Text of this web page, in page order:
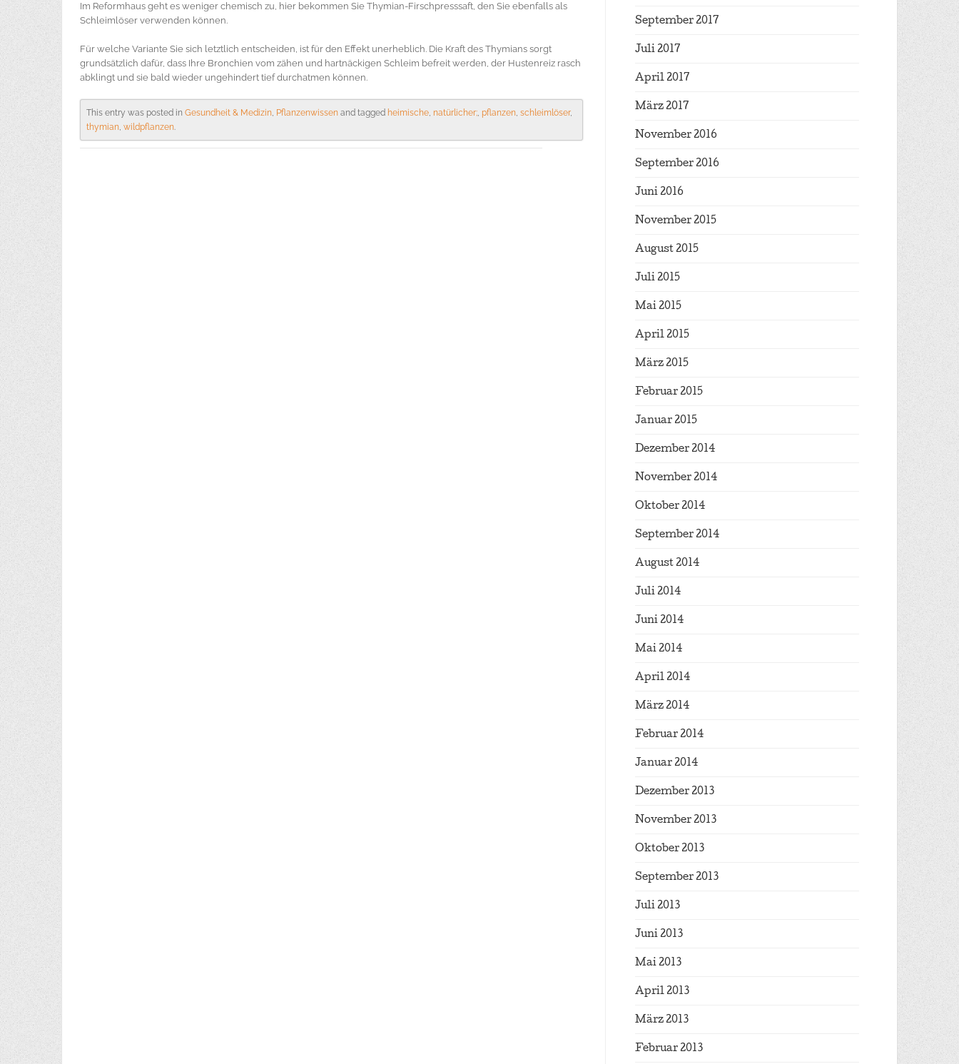
Im Reformhaus geht es weniger chemisch zu, hier bekommen Sie Thymian-Firschpresssaft, den Sie ebenfalls als
Schleimlöser verwenden können.
Für welche Variante Sie sich letztlich entscheiden, ist für den Effekt unerheblich. Die Kraft des Thymians sorgt
grundsätzlich dafür, dass Ihre Bronchien vom zähen und hartnäckigen Schleim befreit werden, der Hustenreiz rasch
abklingt und sie bald wieder ungehindert tief durchatmen können.
This entry was posted in Gesundheit & Medizin, Pflanzenwissen and tagged heimische, natürlicher;, pflanzen, schleimlöser,
thymian, wildpflanzen.
September 2017
Juli 2017
April 2017
März 2017
November 2016
September 2016
Juni 2016
November 2015
August 2015
Juli 2015
Mai 2015
April 2015
März 2015
Februar 2015
Januar 2015
Dezember 2014
November 2014
Oktober 2014
September 2014
August 2014
Juli 2014
Juni 2014
Mai 2014
April 2014
März 2014
Februar 2014
Januar 2014
Dezember 2013
November 2013
Oktober 2013
September 2013
Juli 2013
Juni 2013
Mai 2013
April 2013
März 2013
Februar 2013